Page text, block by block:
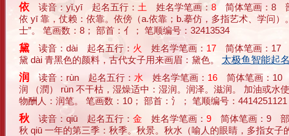
依 读音：yǐ,yī 起名五行： 土 姓名学笔画： 8 简体笔画：8
依 yī 靠，仗赖：依靠。依傍（a.依靠；b.摹仿，多指艺术、学问
士”。 笔画数：8； 部首：亻； 笔顺编号：32413534
黛 读音：dài 起名五行： 火 姓名学笔画： 17 简体笔画：17
黛 dài 青黑色的颜料，古代女子用来画眉：黛色。 太极鱼智能起
润 读音：rùn 起名五行： 水 姓名学笔画： 16 简体笔画：10
润 （潤） rùn 不干枯，湿燥适中：湿润。润泽。滋润。 加油或水
物酬人：润笔。 笔画数：10； 部首：氵； 笔顺编号：4414251121
秋 读音：qiū 起名五行： 金 姓名学笔画： 9 简体笔画：9 部
秋 qiū 一年的第三季：秋季。秋景。秋水（喻人的眼睛，多指女